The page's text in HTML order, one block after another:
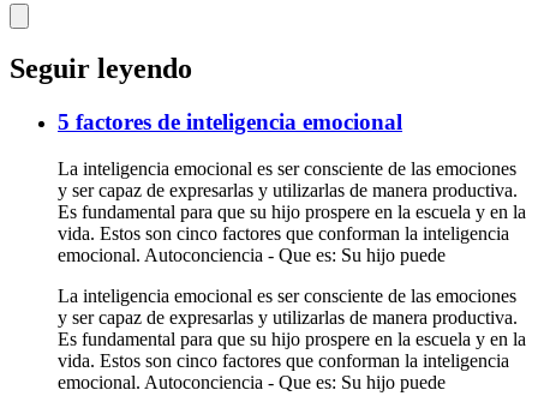
Seguir leyendo
5 factores de inteligencia emocional
La inteligencia emocional es ser consciente de las emociones
y ser capaz de expresarlas y utilizarlas de manera productiva.
Es fundamental para que su hijo prospere en la escuela y en la
vida. Estos son cinco factores que conforman la inteligencia
emocional. Autoconciencia - Que es: Su hijo puede
La inteligencia emocional es ser consciente de las emociones
y ser capaz de expresarlas y utilizarlas de manera productiva.
Es fundamental para que su hijo prospere en la escuela y en la
vida. Estos son cinco factores que conforman la inteligencia
emocional. Autoconciencia - Que es: Su hijo puede